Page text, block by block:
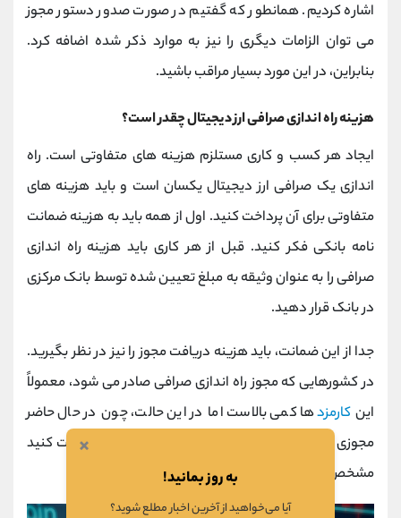
اشاره کردیم. همانطور که گفتیم در صورت صدور دستور مجوز
می توان الزامات دیگری را نیز به موارد ذکر شده اضافه کرد.
بنابراین، در این مورد بسیار مراقب باشید.
هزینه راه اندازی صرافی ارز دیجیتال چقدر است؟
ایجاد هر کسب و کاری مستلزم هزینه های متفاوتی است. راه
اندازی یک صرافی ارز دیجیتال یکسان است و باید هزینه های
متفاوتی برای آن پرداخت کنید. اول از همه باید به هزینه ضمانت
نامه بانکی فکر کنید. قبل از هر کاری باید هزینه راه اندازی
صرافی را به عنوان وثیقه به مبلغ تعیین شده توسط بانک مرکزی
در بانک قرار دهید.
جدا از این ضمانت، باید هزینه دریافت مجوز را نیز در نظر بگیرید.
در کشورهایی که مجوز راه اندازی صرافی صادر می شود، معمولاً
اینکارمزدها کمی بالاست اما در این حالت، چون در حال حاضر
مجوزی صادر نمی شود، میزان هزینه هایی که باید پرداخت کنید
مشخص نیست.
×
به روز بمانید!
آیا می‌خواهید از آخرین اخبار مطلع شوید؟